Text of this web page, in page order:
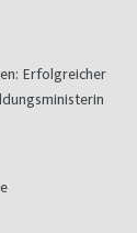
Erfolgreicher